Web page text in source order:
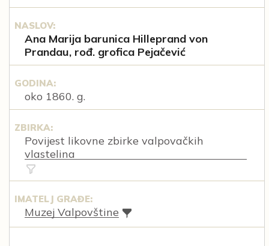
NASLOV:
Ana Marija barunica Hilleprand von
Prandau, rođ. grofica Pejačević
GODINA:
oko 1860. g.
ZBIRKA:
Povijest likovne zbirke valpovačkih
vlastelina
IMATELJ GRAĐE:
Muzej Valpovštine